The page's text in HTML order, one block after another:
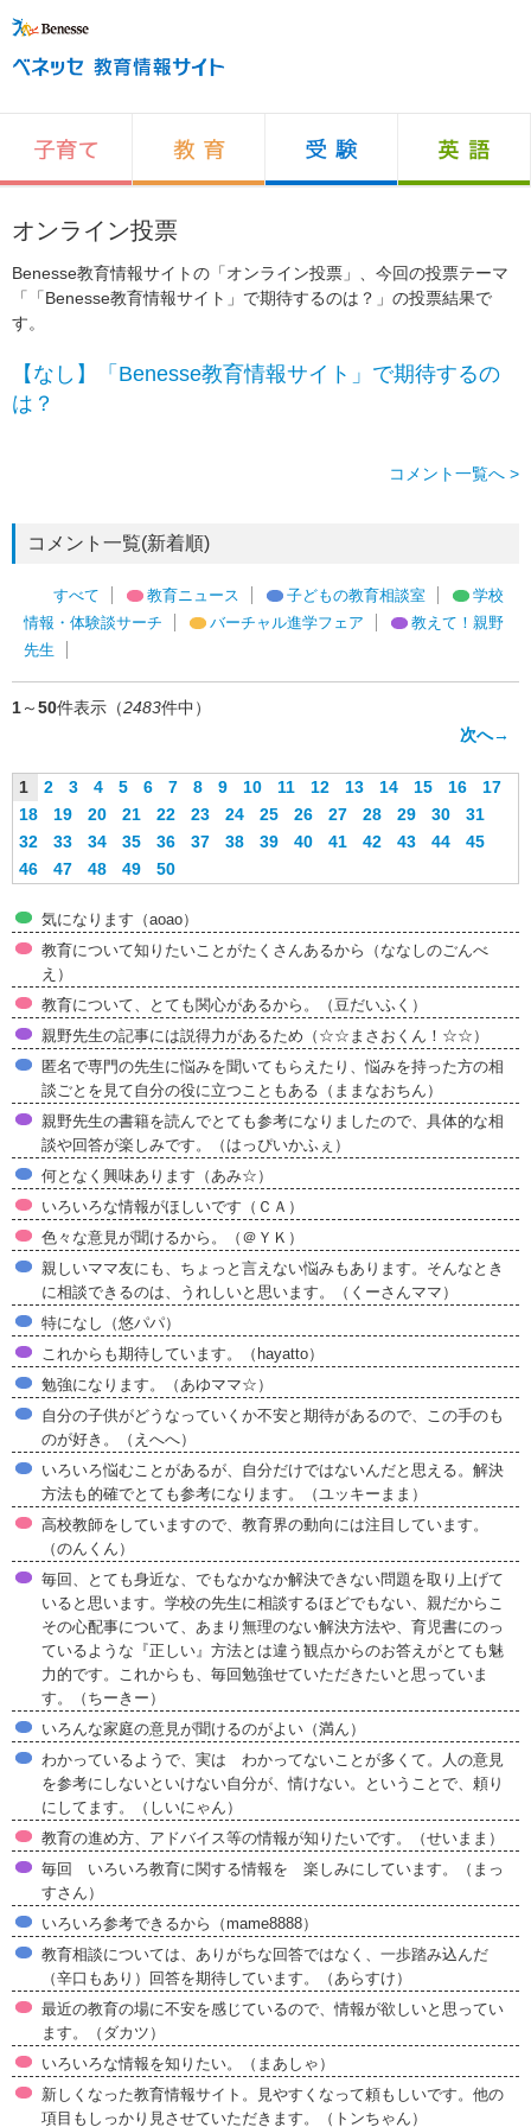
オンライン投票
Benesse教育情報サイトの「オンライン投票」、今回の投票テーマ
「「Benesse教育情報サイト」で期待するのは？」の投票結果で
す。
【なし】「Benesse教育情報サイト」で期待するの
は？
コメント一覧へ >
コメント一覧(新着順)
すべて 教育ニュース 子どもの教育相談室
学校
情報・体験談サーチ
バーチャル進学フェア
教えて！親野
先生
1～50件表示（2483件中）
次へ→
1 2 3 4 5 6 7 8 9 10 11 12 13 14 15 16
17
18
19 20 21 22 23 24 25 26 27 28 29 30
31
32
33 34 35 36 37 38 39 40 41 42 43 44
45
46
47 48 49 50
気になります（aoao）
教育について知りたいことがたくさんあるから（ななしのごんべ
え）
教育について、とても関心があるから。（豆だいふく）
親野先生の記事には説得力があるため（☆☆まさおくん！☆☆）
匿名で専門の先生に悩みを聞いてもらえたり、悩みを持った方の相
談ごとを見て自分の役に立つこともある（ままなおちん）
親野先生の書籍を読んでとても参考になりましたので、具体的な相
談や回答が楽しみです。（はっぴいかふぇ）
何となく興味あります（あみ☆）
いろいろな情報がほしいです（ＣＡ）
色々な意見が聞けるから。（＠ＹＫ）
親しいママ友にも、ちょっと言えない悩みもあります。そんなとき
に相談できるのは、うれしいと思います。（くーさんママ）
特になし（悠パパ）
これからも期待しています。（hayatto）
勉強になります。（あゆママ☆）
自分の子供がどうなっていくか不安と期待があるので、この手のも
のが好き。（えへへ）
いろいろ悩むことがあるが、自分だけではないんだと思える。解決
方法も的確でとても参考になります。（ユッキーまま）
高校教師をしていますので、教育界の動向には注目しています。
（のんくん）
毎回、とても身近な、でもなかなか解決できない問題を取り上げて
いると思います。学校の先生に相談するほどでもない、親だからこ
その心配事について、あまり無理のない解決方法や、育児書にのっ
ているような『正しい』方法とは違う観点からのお答えがとても魅
力的です。これからも、毎回勉強せていただきたいと思っていま
す。（ちーきー）
いろんな家庭の意見が聞けるのがよい（満ん）
わかっているようで、実は わかってないことが多くて。人の意見
を参考にしないといけない自分が、情けない。ということで、頼り
にしてます。（しいにゃん）
教育の進め方、アドバイス等の情報が知りたいです。（せいまま）
毎回 いろいろ教育に関する情報を 楽しみにしています。（まっ
すさん）
いろいろ参考できるから（mame8888）
教育相談については、ありがちな回答ではなく、一歩踏み込んだ
（辛口もあり）回答を期待しています。（あらすけ）
最近の教育の場に不安を感じているので、情報が欲しいと思ってい
ます。（ダカツ）
いろいろな情報を知りたい。（まあしゃ）
新しくなった教育情報サイト。見やすくなって頼もしいです。他の
項目もしっかり見させていただきます。（トンちゃん）